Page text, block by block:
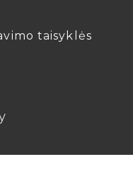
taisyklės